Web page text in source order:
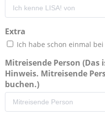
Extra
Ich habe schon einmal bei
Mitreisende Person
Hinweis. Mitreisende
buchen.)